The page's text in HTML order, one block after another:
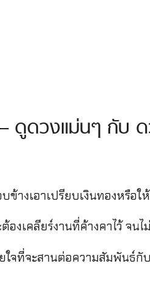
ดูดวงแม่นๆ กับ
ข้างเอาเปรียบเงินทองหรือ
องเคลียร์งานที่ค้างคาไว้ จ
ใจที่จะสานต่อความสัมพันธ์